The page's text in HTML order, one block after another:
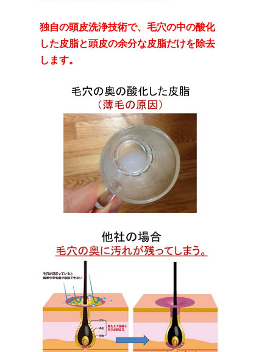
独自の頭皮洗浄技術で、毛穴の中の酸化
した皮脂と頭皮の余分な皮脂だけを除去
します。